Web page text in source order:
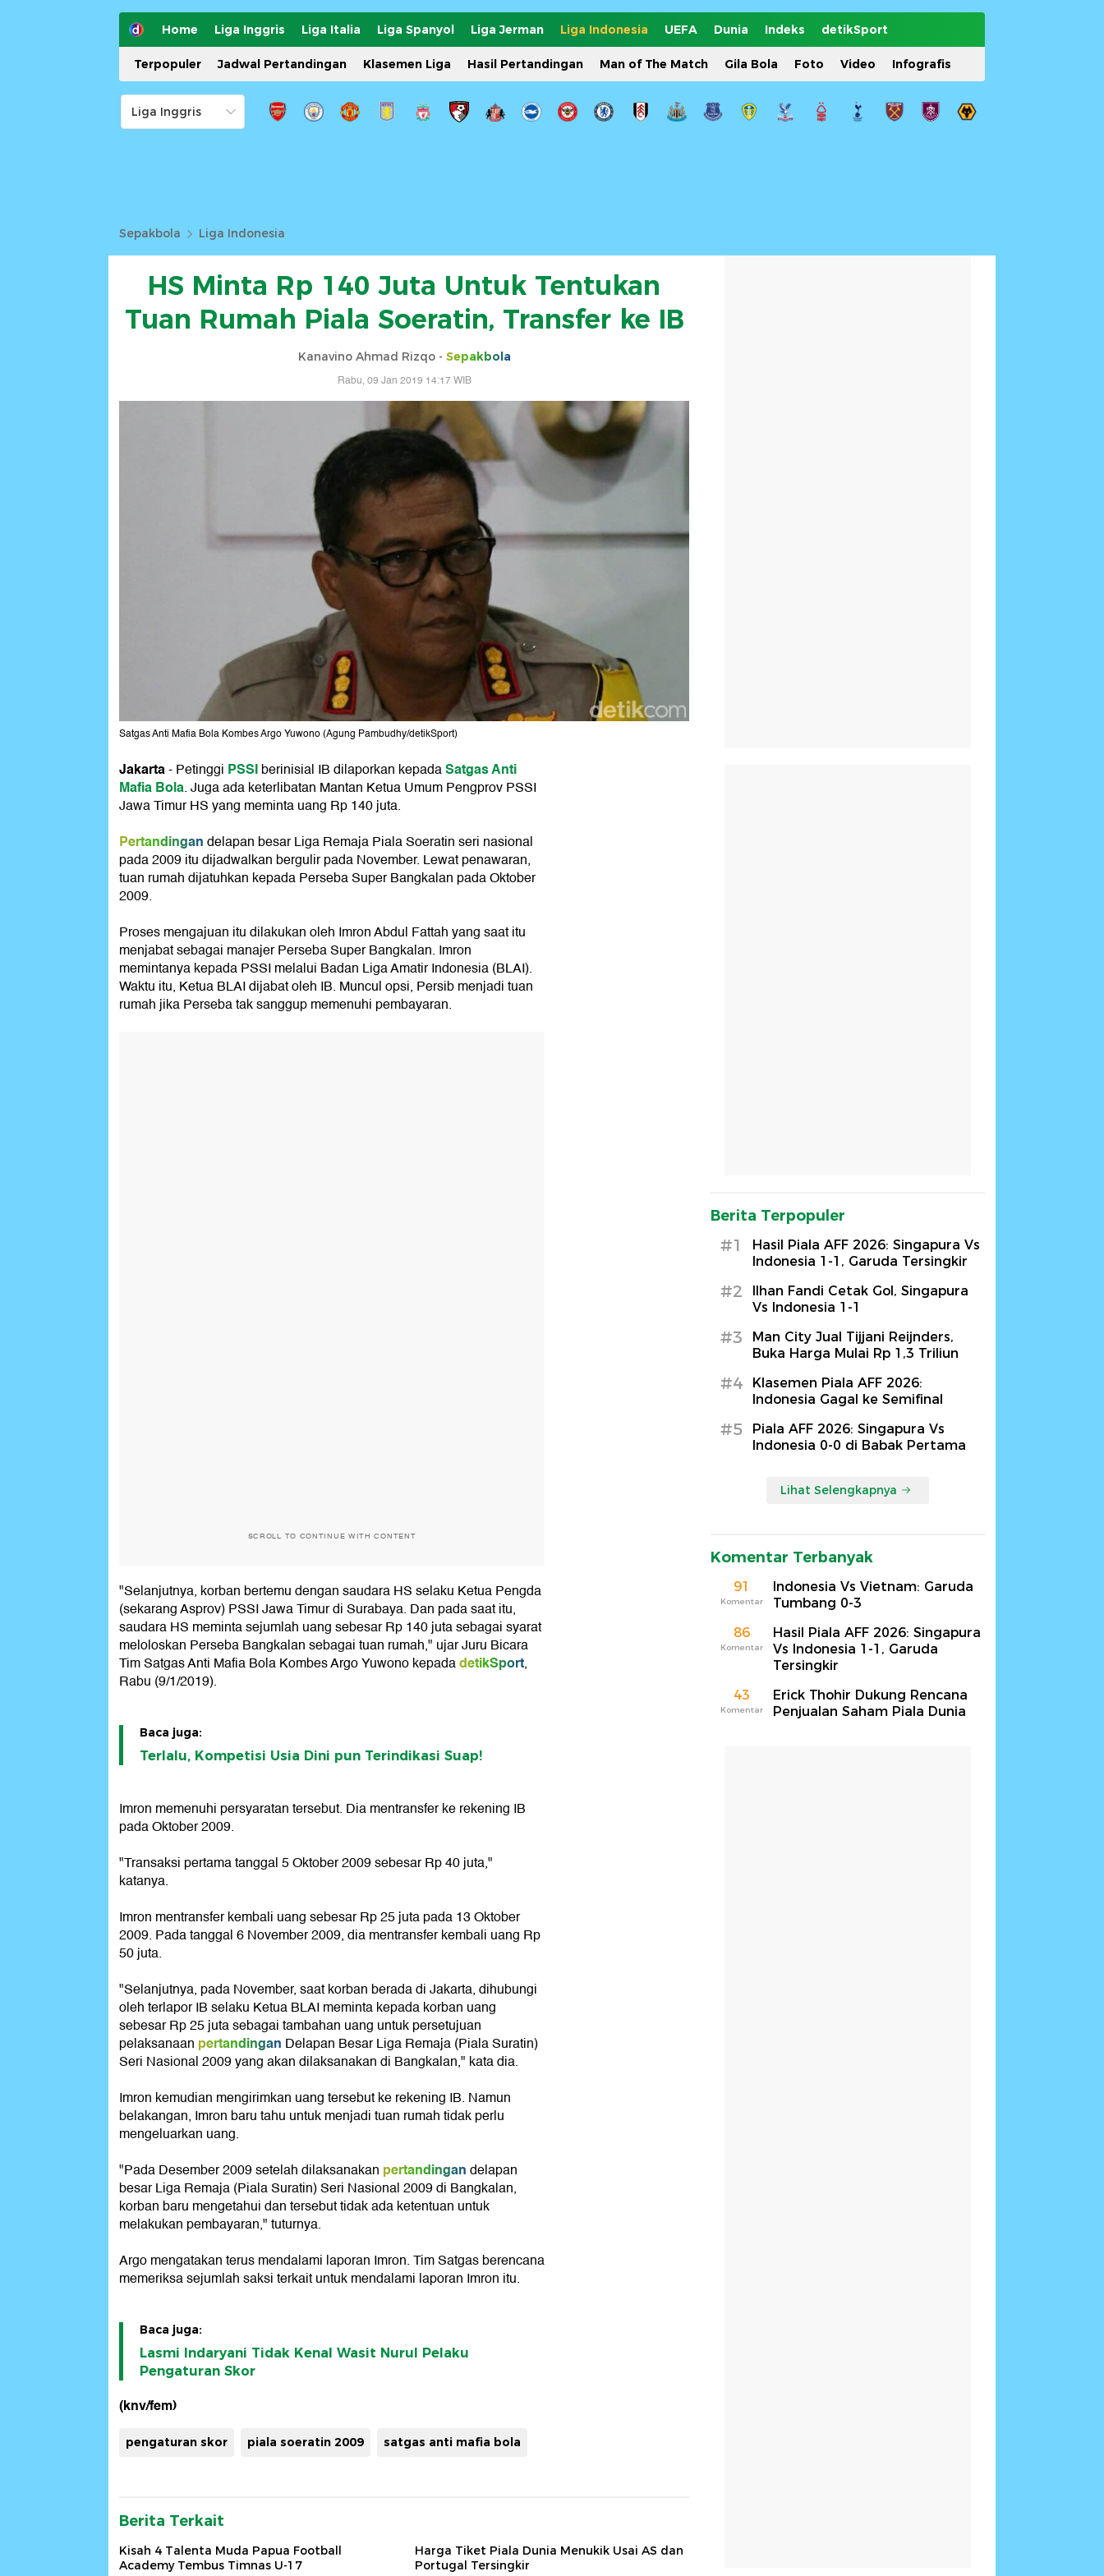
Home Liga Inggris Liga Italia Liga Spanyol Liga Jerman Liga Indonesia UEFA Dunia Indeks detikSport
Terpopuler Jadwal Pertandingan Klasemen Liga Hasil Pertandingan Man of The Match Gila Bola Foto Video Infografis
Sepakbola Liga Indonesia
HS Minta Rp 140 Juta Untuk Tentukan
Tuan Rumah Piala Soeratin, Transfer ke IB
Kanavino Ahmad Rizqo - Sepakbola
Rabu, 09 Jan 2019 14:17 WIB
Satgas Anti Mafia Bola Kombes Argo Yuwono (Agung Pambudhy/detikSport)
Jakarta- Petinggi PSSIberinisial IB dilaporkan kepadaSatgas Anti
Mafia Bola. Juga ada keterlibatan Mantan Ketua Umum Pengprov PSSI
Jawa Timur HS yang meminta uang Rp 140 juta.
Pertandingandelapan besar Liga Remaja Piala Soeratin seri nasional
pada 2009 itu dijadwalkan bergulir pada November. Lewat penawaran,
tuan rumah dijatuhkan kepada Perseba Super Bangkalan pada Oktober
2009.
Proses mengajuan itu dilakukan oleh Imron Abdul Fattah yang saat itu
menjabat sebagai manajer Perseba Super Bangkalan. Imron
memintanya kepada PSSI melalui Badan Liga Amatir Indonesia (BLAI).
Waktu itu, Ketua BLAI dijabat oleh IB. Muncul opsi, Persib menjadi tuan
rumah jika Perseba tak sanggup memenuhi pembayaran.
SCROLL TO CONTINUE WITH CONTENT
"Selanjutnya, korban bertemu dengan saudara HS selaku Ketua Pengda
(sekarang Asprov) PSSI Jawa Timur di Surabaya. Dan pada saat itu,
saudara HS meminta sejumlah uang sebesar Rp 140 juta sebagai syarat
meloloskan Perseba Bangkalan sebagai tuan rumah," ujar Juru Bicara
Tim Satgas Anti Mafia Bola Kombes Argo Yuwono kepadadetikSport,
Rabu (9/1/2019).
Baca juga:
Terlalu, Kompetisi Usia Dini pun Terindikasi Suap!
Imron memenuhi persyaratan tersebut. Dia mentransfer ke rekening IB
pada Oktober 2009.
"Transaksi pertama tanggal 5 Oktober 2009 sebesar Rp 40 juta,"
katanya.
Imron mentransfer kembali uang sebesar Rp 25 juta pada 13 Oktober
2009. Pada tanggal 6 November 2009, dia mentransfer kembali uang Rp
50 juta.
"Selanjutnya, pada November, saat korban berada di Jakarta, dihubungi
oleh terlapor IB selaku Ketua BLAI meminta kepada korban uang
sebesar Rp 25 juta sebagai tambahan uang untuk persetujuan
pelaksanaan pertandingan Delapan Besar Liga Remaja (Piala Suratin)
Seri Nasional 2009 yang akan dilaksanakan di Bangkalan," kata dia.
Imron kemudian mengirimkan uang tersebut ke rekening IB. Namun
belakangan, Imron baru tahu untuk menjadi tuan rumah tidak perlu
mengeluarkan uang.
"Pada Desember 2009 setelah dilaksanakan pertandingandelapan
besar Liga Remaja (Piala Suratin) Seri Nasional 2009 di Bangkalan,
korban baru mengetahui dan tersebut tidak ada ketentuan untuk
melakukan pembayaran," tuturnya.
Argo mengatakan terus mendalami laporan Imron. Tim Satgas berencana
memeriksa sejumlah saksi terkait untuk mendalami laporan Imron itu.
Baca juga:
Lasmi Indaryani Tidak Kenal Wasit Nurul Pelaku
Pengaturan Skor
(knv/fem)
pengaturan skor piala soeratin 2009 satgas anti mafia bola
Berita Terkait
Kisah 4 Talenta Muda Papua Football
Academy Tembus Timnas U-17
Harga Tiket Piala Dunia Menukik Usai AS dan
Portugal Tersingkir
Berita Terpopuler
#1
Hasil Piala AFF 2026: Singapura Vs
Indonesia 1-1, Garuda Tersingkir
#2
Ilhan Fandi Cetak Gol, Singapura
Vs Indonesia 1-1
#3
Man City Jual Tijjani Reijnders,
Buka Harga Mulai Rp 1,3 Triliun
#4
Klasemen Piala AFF 2026:
Indonesia Gagal ke Semifinal
#5
Piala AFF 2026: Singapura Vs
Indonesia 0-0 di Babak Pertama
Lihat Selengkapnya
Komentar Terbanyak
91
Komentar
Indonesia Vs Vietnam: Garuda
Tumbang 0-3
86
Komentar
Hasil Piala AFF 2026: Singapura
Vs Indonesia 1-1, Garuda
Tersingkir
43
Komentar
Erick Thohir Dukung Rencana
Penjualan Saham Piala Dunia